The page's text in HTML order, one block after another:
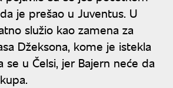
je prešao u Juventus. U
služio kao zamena za
Džeksona, kome je istekla
se u Čelsi, jer Bajern neće da